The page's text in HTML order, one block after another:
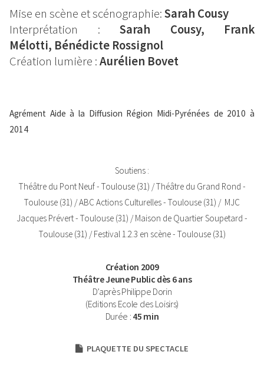
Mise en scène et scénographie:Sarah Cousy
Interprétation : Sarah Cousy, Frank
Mélotti, Bénédicte Rossignol
Création lumière :Aurélien Bovet
Texte
Agrément Aide à la Diffusion Région Midi-Pyrénées de 2010 à
2014
Soutiens :
Théâtre du Pont Neuf - Toulouse (31) / Théâtre du Grand Rond -
Toulouse (31) / ABC Actions Culturelles - Toulouse (31) / MJC
Jacques Prévert - Toulouse (31) / Maison de Quartier Soupetard -
Toulouse (31) / Festival 1.2.3 en scène - Toulouse (31)
Création 2009
Théâtre Jeune Public dès 6 ans
D’après Philippe Dorin
(Editions Ecole des Loisirs)
Durée : 45 min
PLAQUETTE DU SPECTACLE